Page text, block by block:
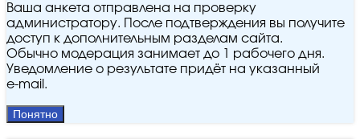
Ваша анкета отправлена на проверку
администратору. После подтверждения вы получите
доступ к дополнительным разделам сайта.
Обычно модерация занимает до 1 рабочего дня.
Уведомление о результате придёт на указанный
e‑mail.
Понятно